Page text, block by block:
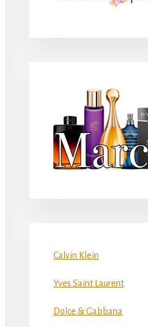
Calvin Klein
Yves Saint Laurent
Dolce & Gabbana